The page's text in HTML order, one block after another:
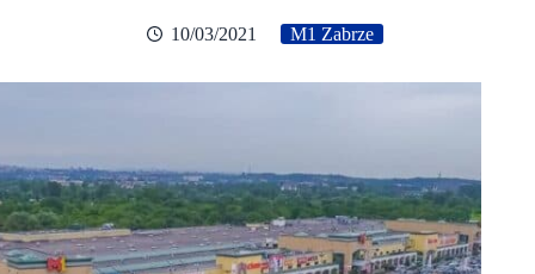
10/03/2021 M1 Zabrze